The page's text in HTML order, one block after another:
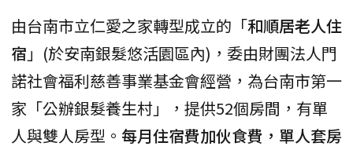
由台南市立仁愛之家轉型成立的「和順居老人住
宿 」(於安南銀髮悠活園區內)，委由財團法人門
諾社會福利慈善事業基金會經營，為台南市第一
家「公辦銀髮養生村」，提供52個房間，有單
人與雙人房型。 每月住宿費加伙食費，單人套房